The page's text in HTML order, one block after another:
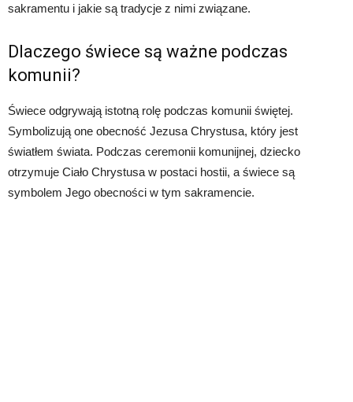
sakramentu i jakie są tradycje z nimi związane.
Dlaczego świece są ważne podczas
komunii?
Świece odgrywają istotną rolę podczas komunii świętej.
Symbolizują one obecność Jezusa Chrystusa, który jest
światłem świata. Podczas ceremonii komunijnej, dziecko
otrzymuje Ciało Chrystusa w postaci hostii, a świece są
symbolem Jego obecności w tym sakramencie.